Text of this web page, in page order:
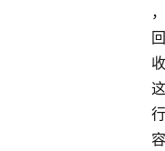
，
回
收
这
行
容